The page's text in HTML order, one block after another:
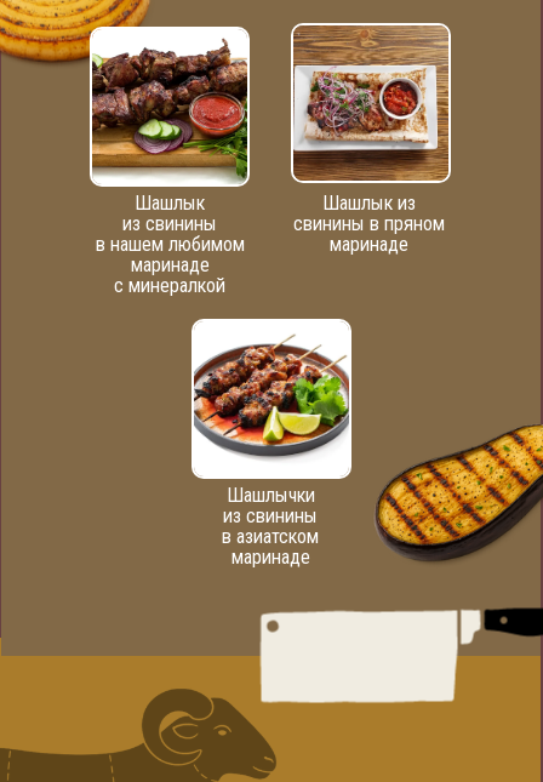
Шашлык
из свинины
в нашем любимом
маринаде
с минералкой
Шашлык из
свинины в пряном
маринаде
Шашлычки
из свинины
в азиатском
маринаде